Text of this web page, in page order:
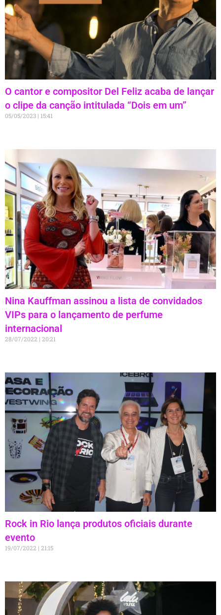
O cantor e compositor Del Feliz acaba de lançar
o clipe da canção intitulada “Dois em um”
05/05/2023 15:41
Nina Kauffman assinou a lista de convidados
VIPs para o lançamento de perfume
internacional
28/07/2022 20:21
Rock in Rio lança produtos oficiais durante
evento
19/07/2022 21:15